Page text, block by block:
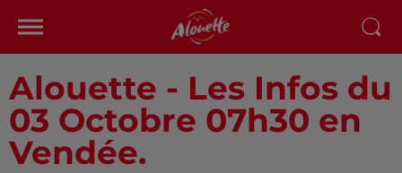
Alouette - Les Infos du
03 Octobre 07h30 en
Vendée.